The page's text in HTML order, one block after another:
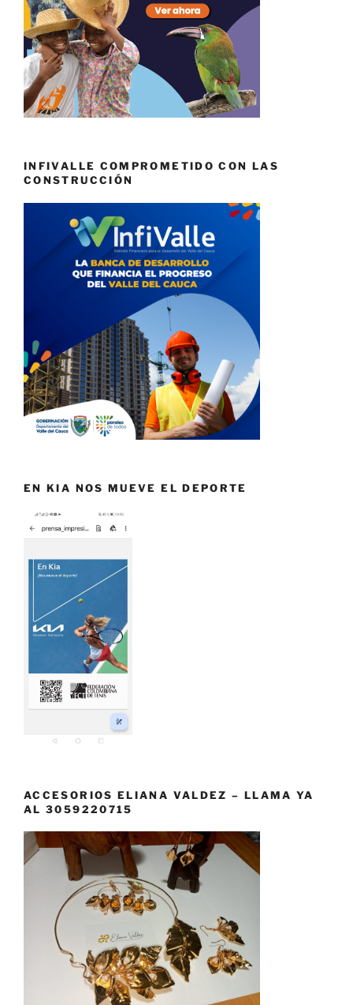
INFIVALLE COMPROMETIDO CON LAS
CONSTRUCCIÓN
EN KIA NOS MUEVE EL DEPORTE
ACCESORIOS ELIANA VALDEZ – LLAMA YA
AL 3059220715